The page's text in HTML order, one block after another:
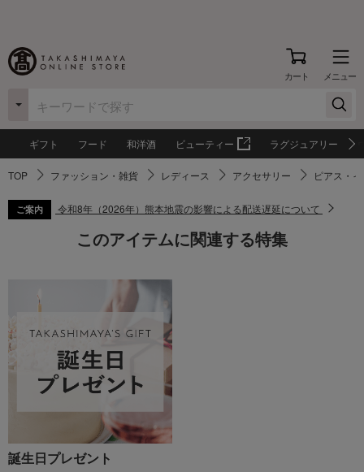
カート メニュー
ギフト フード 和洋酒 ビューティー ラグジュアリー
TOP ファッション・雑貨 レディース アクセサリー ピアス・
ご案内 令和8年（2026年）熊本地震の影響による配送遅延について
このアイテムに関連する特集
誕生日プレゼント